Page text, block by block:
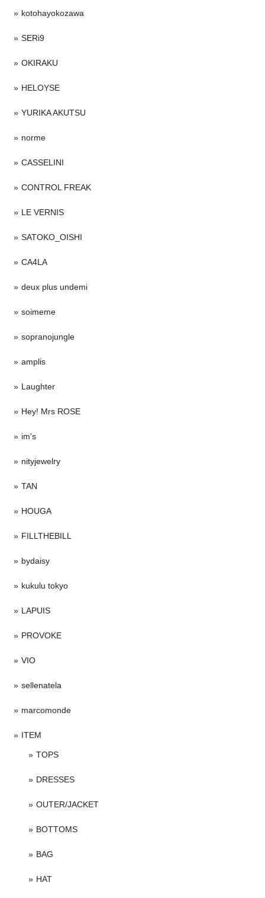
kotohayokozawa
SERi9
OKIRAKU
HELOYSE
YURIKA AKUTSU
norme
CASSELINI
CONTROL FREAK
LE VERNIS
SATOKO_OISHI
CA4LA
deux plus undemi
soimeme
sopranojungle
amplis
Laughter
Hey! Mrs ROSE
im's
nityjewelry
TAN
HOUGA
FILLTHEBILL
bydaisy
kukulu tokyo
LAPUIS
PROVOKE
VIO
sellenatela
marcomonde
ITEM
TOPS
DRESSES
OUTER/JACKET
BOTTOMS
BAG
HAT